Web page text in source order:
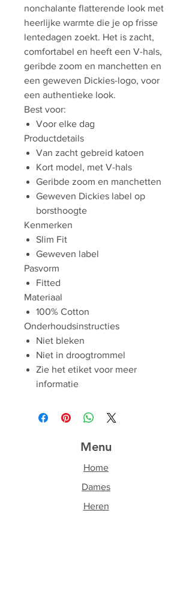
nonchalante flatterende look met
heerlijke warmte die je op frisse
lentedagen zoekt. Het is zacht,
comfortabel en heeft een V-hals,
geribde zoom en manchetten en
een geweven Dickies-logo, voor
een authentieke look.
Best voor:
Voor elke dag
Productdetails
Van zacht gebreid katoen
Kort model, met V-hals
Geribde zoom en manchetten
Geweven Dickies label op
borsthoogte
Kenmerken
Slim Fit
Geweven label
Pasvorm
Fitted
Materiaal
100% Cotton
Onderhoudsinstructies
Niet bleken
Niet in droogtrommel
Zie het etiket voor meer
informatie
Menu
Home
Dames
Heren